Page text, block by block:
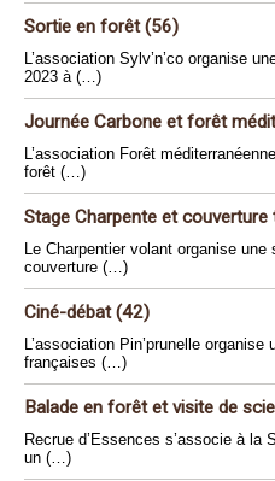
Sortie en forêt (56)
L’association Sylv’n’co organise
2023 à (…)
Journée Carbone et forêt
L’association Forêt
forêt (…)
Stage Charpente et
Le Charpentier volant organise
couverture (…)
Ciné-débat (42)
L’association Pin’prunelle
françaises (…)
Balade en forêt et visite de
Recrue d’Essences s’associe à la
un (…)